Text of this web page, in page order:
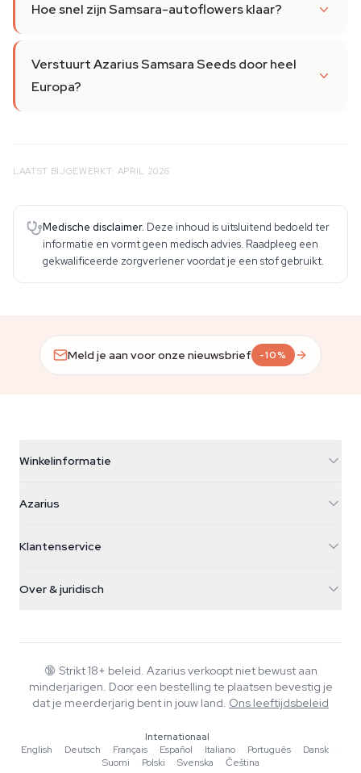
Hoe snel zijn Samsara-autoflowers klaar?
Verstuurt Azarius Samsara Seeds door heel
Europa?
LAATST BIJGEWERKT: APRIL 2026
Medische disclaimer. Deze inhoud is uitsluitend bedoeld ter
informatie en vormt geen medisch advies. Raadpleeg een
gekwalificeerde zorgverlener voordat je een stof gebruikt.
Meld je aan voor onze nieuwsbrief -10%
Winkelinformatie
Galvaniweg 11
Nederland
+31(0)204897914
Azarius
Smokeshop
Klantenservice
Retourbeleid
Veelgestelde vragen
Privacybeleid
Over & juridisch
Wiki
Schrijvers
Tools & Calculators
🔞 Strikt 18+ beleid. Azarius verkoopt niet bewust aan
minderjarigen. Door een bestelling te plaatsen bevestig je
dat je meerderjarig bent in jouw land. Ons leeftijdsbeleid
Internationaal
English
·Deutsch ·Français ·Español ·Italiano ·Português ·Dansk
·
Suomi
·Polski ·Svenska ·Čeština